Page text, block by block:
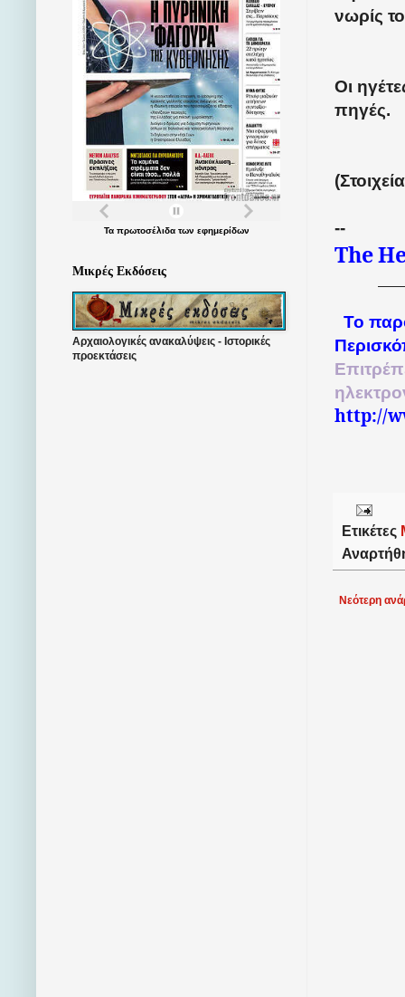
νωρίς
Οι
πηγές.
--
The
Το
http://
Ετικέτες
Νεότερη
Τα πρωτοσέλιδατων εφημερίδων
Μικρές Εκδόσεις
Αρχαιολογικές ανακαλύψεις - Ιστορικές
προεκτάσεις